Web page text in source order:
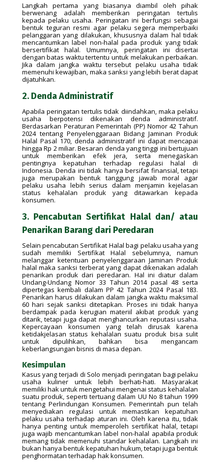
Langkah pertama yang biasanya diambil oleh pihak
berwenang adalah memberikan peringatan tertulis
kepada pelaku usaha. Peringatan ini berfungsi sebagai
bentuk teguran resmi agar pelaku segera memperbaiki
pelanggaran yang dilakukan, khususnya dalam hal tidak
mencantumkan label non-halal pada produk yang tidak
bersertifikat halal. Umumnya, peringatan ini disertai
dengan batas waktu tertentu untuk melakukan perbaikan.
Jika dalam jangka waktu tersebut pelaku usaha tidak
memenuhi kewajiban, maka sanksi yang lebih berat dapat
dijatuhkan.
2. Denda Administratif
Apabila peringatan tertulis tidak diindahkan, maka pelaku
usaha berpotensi dikenakan denda administratif.
Berdasarkan Peraturan Pemerintah (PP) Nomor 42 Tahun
2024 tentang Penyelenggaraan Bidang Jaminan Produk
Halal Pasal 170, denda administratif ini dapat mencapai
hingga Rp 2 miliar. Besaran denda yang tinggi ini bertujuan
untuk memberikan efek jera, serta menegaskan
pentingnya kepatuhan terhadap regulasi halal di
Indonesia. Denda ini tidak hanya bersifat finansial, tetapi
juga merupakan bentuk tanggung jawab moral agar
pelaku usaha lebih serius dalam menjamin kejelasan
status kehalalan produk yang ditawarkan kepada
konsumen.
3. Pencabutan Sertifikat Halal dan/ atau
Penarikan Barang dari Peredaran
Selain pencabutan Sertifikat Halal bagi pelaku usaha yang
sudah memiliki Sertifikat Halal sebelumnya, namun
melanggar ketentuan penyelenggaraan Jaminan Produk
halal maka sanksi terberat yang dapat dikenakan adalah
penarikan produk dari peredaran. Hal ini diatur dalam
Undang-Undang Nomor 33 Tahun 2014 pasal 48 serta
dipertegas kembali dalam PP 42 Tahun 2024 Pasal 183.
Penarikan harus dilakukan dalam jangka waktu maksimal
60 hari sejak sanksi ditetapkan. Proses ini tidak hanya
berdampak pada kerugian materiil akibat produk yang
ditarik, tetapi juga dapat menghancurkan reputasi usaha.
Kepercayaan konsumen yang telah dirusak karena
ketidakjelasan status kehalalan suatu produk bisa sulit
untuk dipulihkan, bahkan bisa mengancam
keberlangsungan bisnis di masa depan.
Kesimpulan
Kasus yang terjadi di Solo menjadi peringatan bagi pelaku
usaha kuliner untuk lebih berhati-hati. Masyarakat
memiliki hak untuk mengetahui mengenai status kehalalan
suatu produk, seperti tertuang dalam UU No 8 tahun 1999
tentang Perlindungan Konsumen. Pemerintah pun telah
menyediakan regulasi untuk memastikan kepatuhan
pelaku usaha terhadap aturan ini. Oleh karena itu, tidak
hanya penting untuk memperoleh sertifikat halal, tetapi
juga wajib mencantumkan label non-halal apabila produk
memang tidak memenuhi standar kehalalan. Langkah ini
bukan hanya bentuk kepatuhan hukum, tetapi juga bentuk
penghormatan terhadap hak konsumen.